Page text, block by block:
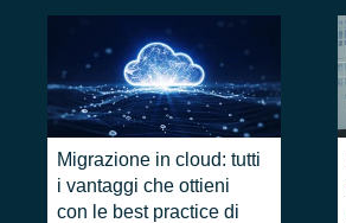
Migrazione in cloud: tutti
i vantaggi che ottieni
con le best practice di